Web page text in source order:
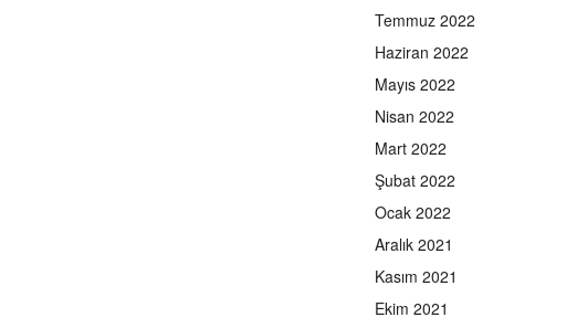
Temmuz 2022
Haziran 2022
Mayıs 2022
Nisan 2022
Mart 2022
Şubat 2022
Ocak 2022
Aralık 2021
Kasım 2021
Ekim 2021